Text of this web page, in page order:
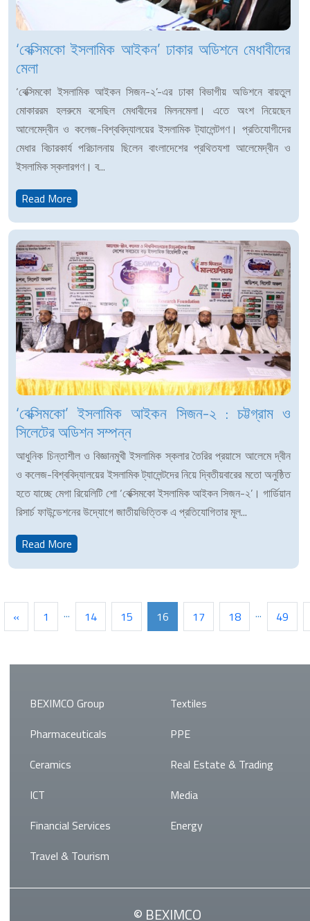
‘বেক্সিমকো ইসলামিক আইকন’ ঢাকার অডিশনে মেধাবীদের
মেলা
‘বেক্সিমকো ইসলামিক আইকন সিজন-২’-এর ঢাকা বিভাগীয় অডিশনে বায়তুল
মোকাররম হলরুমে বসেছিল মেধাবীদের মিলনমেলা। এতে অংশ নিয়েছেন
আলেমেদ্বীন ও কলেজ-বিশ্ববিদ্যালয়ের ইসলামিক ট্যালেন্টগণ। প্রতিযোগীদের
মেধার বিচারকার্য পরিচালনায় ছিলেন বাংলাদেশের প্রথিতযশা আলেমেদ্বীন ও
ইসলামিক স্কলারগণ। ব...
Read More
‘বেক্সিমকো’ ইসলামিক আইকন সিজন-২ : চট্টগ্রাম ও
সিলেটের অডিশন সম্পন্ন
আধুনিক চিন্তাশীল ও বিজ্ঞানমুখী ইসলামিক স্কলার তৈরির প্রয়াসে আলেমে দ্বীন
ও কলেজ-বিশ্ববিদ্যালয়ের ইসলামিক ট্যালেন্টদের নিয়ে দ্বিতীয়বারের মতো অনুষ্ঠিত
হতে যাচ্ছে মেগা রিয়েলিটি শো ‘বেক্সিমকো ইসলামিক আইকন সিজন-২’। গার্ডিয়ান
রিসার্চ ফাউন্ডেশনের উদ্যোগে জাতীয়ভিত্তিক এ প্রতিযোগিতার মূল...
Read More
« 1 ... 14 15 16 17 18 ... 49
BEXIMCO Group
Textiles
Pharmaceuticals
PPE
Ceramics
Real Estate & Trading
ICT
Media
Financial Services
Energy
Travel & Tourism
© BEXIMCO